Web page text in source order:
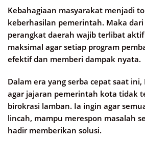
Kebahagiaan masyarakat menjadi
keberhasilan pemerintah. Maka
perangkat daerah wajib terlibat
maksimal agar setiap program
efektif dan memberi dampak nyata.
Dalam era yang serba cepat saat
agar jajaran pemerintah kota tidak
birokrasi lamban. Ia ingin agar
lincah, mampu merespon masalah
hadir memberikan solusi.